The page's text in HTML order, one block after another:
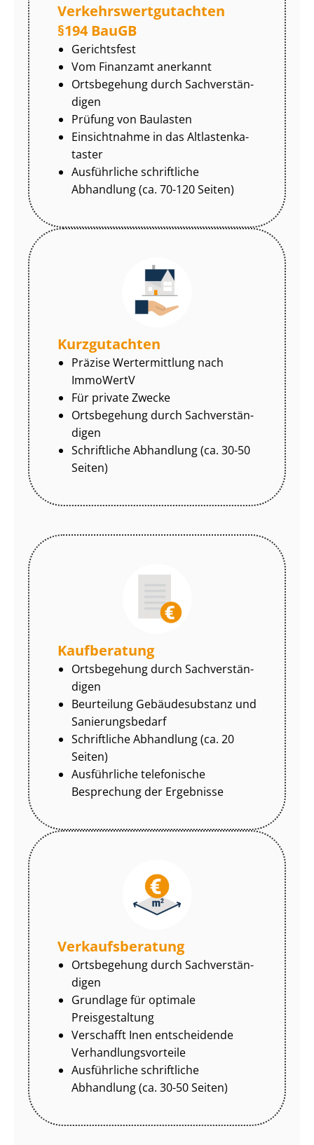
Ver­kehrs­wert­gut­ach­ten
§194 BauGB
Gerichtsfest
Vom Finanzamt anerkannt
Ortsbegehung durch Sach­ver­stän­
di­gen
Prüfung von Baulasten
Einsichtnahme in das Alt­las­ten­ka­
tas­ter
Ausführliche schriftliche
Abhandlung (ca. 70-120 Seiten)
Kurzgutachten
Präzise Wertermittlung nach
ImmoWertV
Für private Zwecke
Ortsbegehung durch Sach­ver­stän­
di­gen
Schriftliche Abhandlung (ca. 30-50
Seiten)
Kaufberatung
Ortsbegehung durch Sach­ver­stän­
di­gen
Beurteilung Gebäudesubstanz und
Sa­nie­rungs­be­darf
Schriftliche Abhandlung (ca. 20
Seiten)
Ausführliche telefonische
Besprechung der Ergebnisse
Ver­kaufs­be­ra­tung
Ortsbegehung durch Sach­ver­stän­
di­gen
Grundlage für optimale
Preisgestaltung
Verschafft Inen entscheidende
Ver­hand­lungs­vor­tei­le
Ausführliche schriftliche
Abhandlung (ca. 30-50 Seiten)